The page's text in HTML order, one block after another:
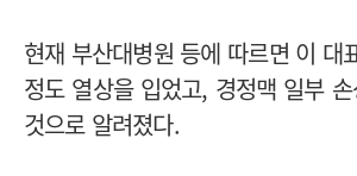
현재 부산대병원 등에 따르면 이 대
정도 열상을 입었고, 경정맥 일부
것으로 알려졌다.